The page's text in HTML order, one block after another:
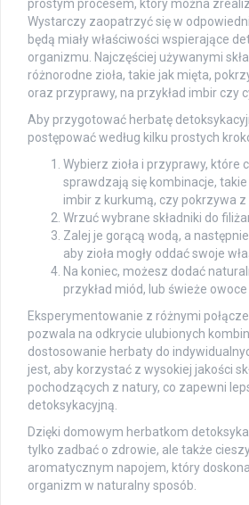
prostym procesem, który można
Wystarczy zaopatrzyć się w
będą miały właściwości wspierające
organizmu. Najczęściej używanymi
różnorodne zioła, takie jak mięta,
oraz przyprawy, na przykład imbir czy
Aby przygotować herbatę
postępować według kilku prostych
Wybierz zioła i przyprawy, które
sprawdzają się kombinacje,
imbir z kurkumą, czy pokrzywa z
Wrzuć wybrane składniki do
Zalej je gorącą wodą, a
aby zioła mogły oddać swoje
Na koniec, możesz dodać
przykład miód, lub świeże
Eksperymentowanie z różnymi
pozwala na odkrycie ulubionych
dostosowanie herbaty do
jest, aby korzystać z wysokiej jakości
pochodzących z natury, co zapewni
detoksykacyjną.
Dzięki domowym herbatkom
tylko zadbać o zdrowie, ale także
aromatycznym napojem, który
organizm w naturalny sposób.